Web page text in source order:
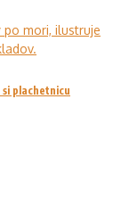
plachetnicu